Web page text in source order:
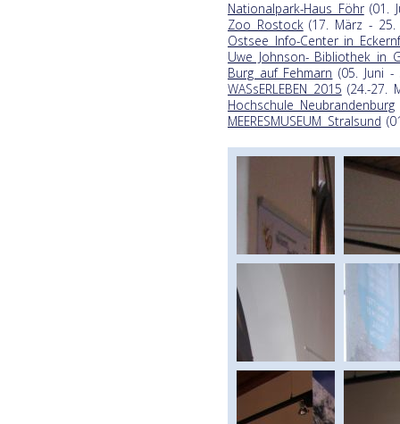
Nationalpark-Haus Föhr(01.
Zoo Rostock(17. März - 25.
Ostsee Info-Center in
Uwe Johnson- Bibliothek in
Burg auf Fehmarn (05. Juni -
WASsERLEBEN 2015 (24.-27.
Hochschule Neubrandenburg
MEERESMUSEUM Stralsund